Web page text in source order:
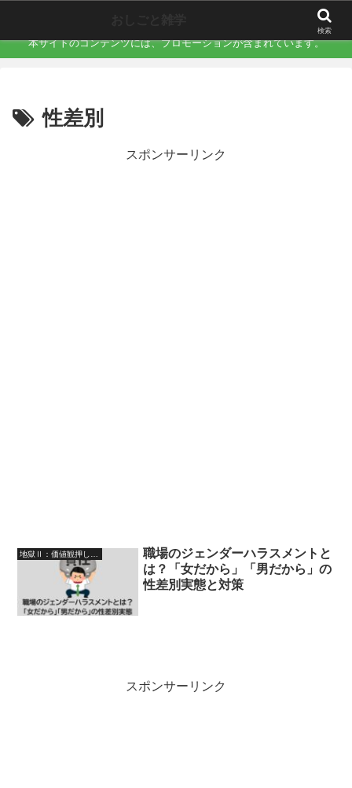
本サイトのコンテンツには、プロモーションが含まれています。
性差別
スポンサーリンク
職場のジェンダーハラスメントと
は？「女だから」「男だから」の
性差別実態と対策
スポンサーリンク
検索